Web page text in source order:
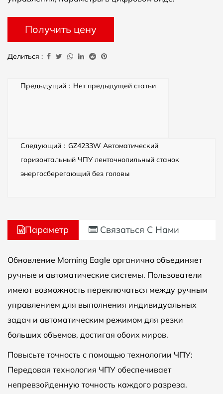
Программируемый контроллер ПЛК упрощает
настройку режима резки. Линейная шкала для
позиционирования≤0,2 мм.
Получить цену
Делиться :
Предыдущий：Нет предыдущей статьи
Следующий：GZ4233W Автоматический
горизонтальный ЧПУ ленточнопильный станок
энергосберегающий без головы
Параметр Связаться С Нами
Обновление Morning Eagle органично объединяет
ручные и автоматические системы. Пользователи
имеют возможность переключаться между ручным
управлением для выполнения индивидуальных
задач и автоматическим режимом для резки
больших объемов, достигая обоих миров.
Повысьте точность с помощью технологии ЧПУ:
Передовая технология ЧПУ обеспечивает
непревзойденную точность каждого разреза.